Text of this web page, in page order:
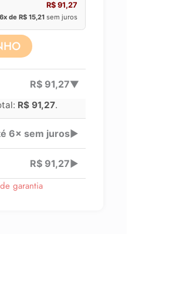
Lucre até
por
R$ 91,27▶
R$ 91,27.
6× sem juros▶
R$ 91,27▶
garantia